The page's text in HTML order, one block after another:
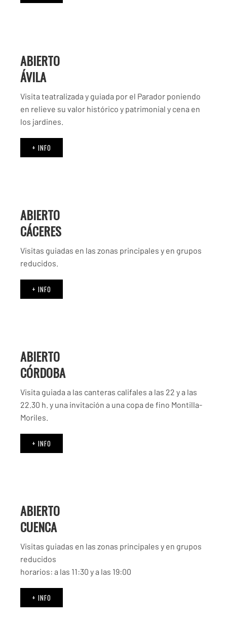
ABIERTO
ÁVILA
Visita teatralizada y guiada por el Parador poniendo
en relieve su valor histórico y patrimonial y cena en
los jardines.
+ INFO
ABIERTO
CÁCERES
Visitas guiadas en las zonas principales y en grupos
reducidos.
+ INFO
ABIERTO
CÓRDOBA
Visita guiada a las canteras califales a las 22 y a las
22.30 h. y una invitación a una copa de fino Montilla-
Moriles.
+ INFO
ABIERTO
CUENCA
Visitas guiadas en las zonas principales y en grupos
reducidos
horarios: a las 11:30 y a las 19:00
+ INFO